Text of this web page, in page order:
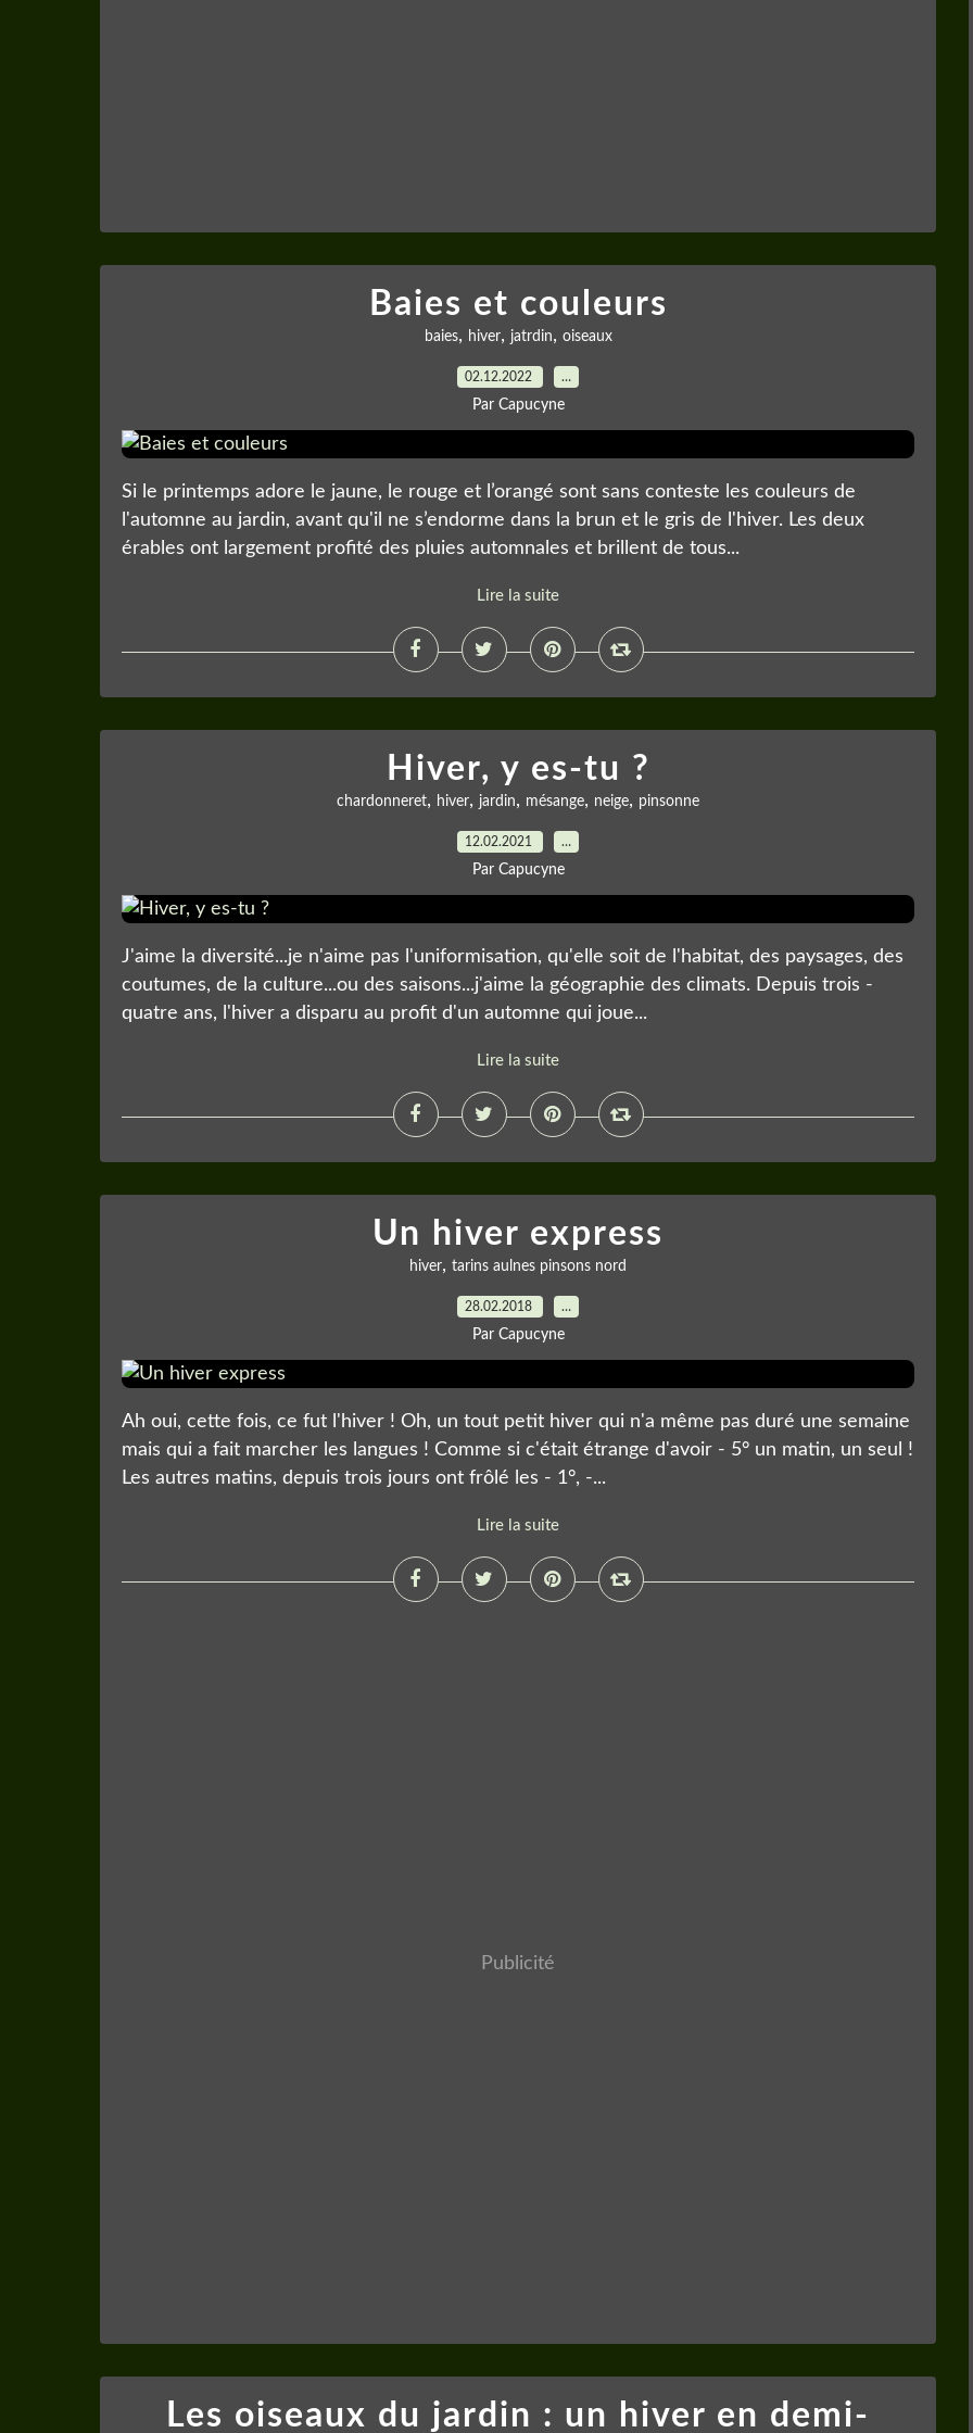
Baies et couleurs
baies, hiver, jatrdin, oiseaux
02.12.2022 …
Par Capucyne
Si le printemps adore le jaune, le rouge et l’orangé sont sans conteste les couleurs de
l'automne au jardin, avant qu'il ne s’endorme dans la brun et le gris de l'hiver. Les deux
érables ont largement profité des pluies automnales et brillent de tous...
Lire la suite
Hiver, y es-tu ?
chardonneret, hiver, jardin, mésange, neige, pinsonne
12.02.2021 …
Par Capucyne
J'aime la diversité...je n'aime pas l'uniformisation, qu'elle soit de l'habitat, des paysages, des
coutumes, de la culture...ou des saisons...j'aime la géographie des climats. Depuis trois -
quatre ans, l'hiver a disparu au profit d'un automne qui joue...
Lire la suite
Un hiver express
hiver, tarins aulnes pinsons nord
28.02.2018 …
Par Capucyne
Ah oui, cette fois, ce fut l'hiver ! Oh, un tout petit hiver qui n'a même pas duré une semaine
mais qui a fait marcher les langues ! Comme si c'était étrange d'avoir - 5° un matin, un seul !
Les autres matins, depuis trois jours ont frôlé les - 1°, -...
Lire la suite
Publicité
Les oiseaux du jardin : un hiver en demi-